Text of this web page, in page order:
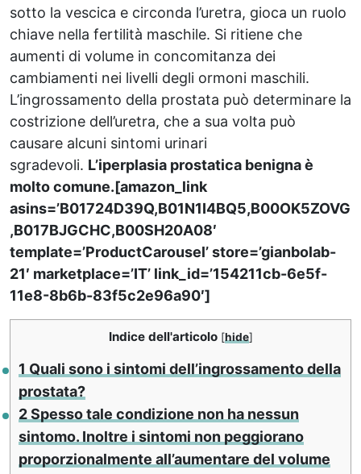
sotto la vescica e circonda l’uretra, gioca un ruolo
chiave nella fertilità maschile. Si ritiene che
aumenti di volume in concomitanza dei
cambiamenti nei livelli degli ormoni maschili.
L’ingrossamento della prostata può determinare la
costrizione dell’uretra, che a sua volta può
causare alcuni sintomi urinari
sgradevoli. L’iperplasia prostatica benigna è
molto comune.[amazon_link
asins=’B01724D39Q,B01N1I4BQ5,B00OK5ZOVG
,B017BJGCHC,B00SH20A08′
template=’ProductCarousel’ store=’gianbolab-
21′ marketplace=’IT’ link_id=’154211cb-6e5f-
11e8-8b6b-83f5c2e96a90′]
Indice dell'articolo [hide]
1 Quali sono i sintomi dell’ingrossamento della
prostata?
2Spesso tale condizione non ha nessun
sintomo. Inoltre i sintomi non peggiorano
proporzionalmente all’aumentare del volume